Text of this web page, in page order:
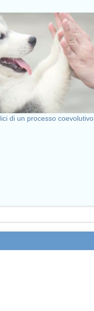
di un processo coevolutivo